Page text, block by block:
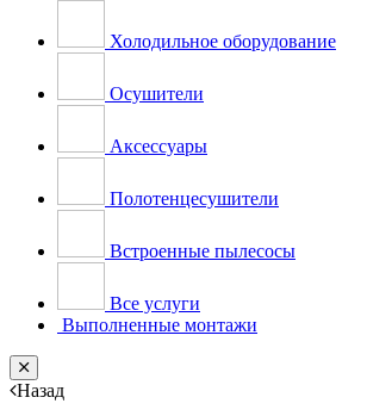
Холодильное оборудование
Осушители
Аксессуары
Полотенцесушители
Встроенные пылесосы
Все услуги
Выполненные монтажи
Close
Назад